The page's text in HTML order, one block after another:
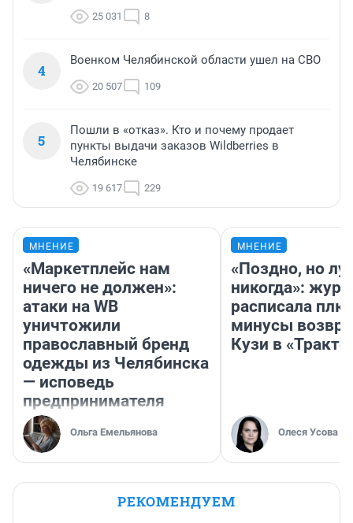
25 031 8
4
Военком Челябинской области ушел на СВО
20 507 109
5
Пошли в «отказ». Кто и почему продает
пункты выдачи заказов Wildberries в
Челябинске
19 617 229
МНЕНИЕ
«Маркетплейс нам
ничего не должен»:
атаки на WB
уничтожили
православный бренд
одежды из Челябинска
— исповедь
предпринимателя
Ольга Емельянова
МНЕНИЕ
«Поздно, но
никогда»:
расписала
минусы
Кузи в
Олеся Усова
РЕКОМЕНДУЕМ